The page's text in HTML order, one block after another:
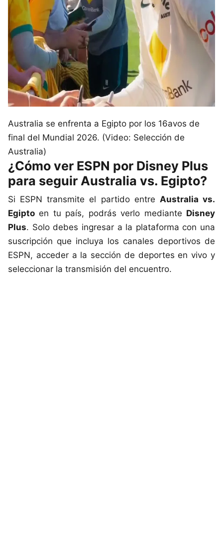
Australia se enfrenta a Egipto por los 16avos de
final del Mundial 2026. (Video: Selección de
Australia)
¿Cómo ver ESPN por Disney Plus
para seguir Australia vs. Egipto?
Si ESPN transmite el partido entre Australia vs.
Egipto en tu país, podrás verlo mediante Disney
Plus. Solo debes ingresar a la plataforma con una
suscripción que incluya los canales deportivos de
ESPN, acceder a la sección de deportes en vivo y
seleccionar la transmisión del encuentro.